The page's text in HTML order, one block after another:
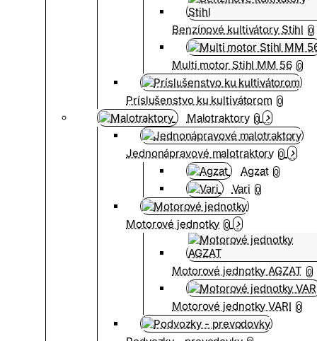
Benzínové kultivátory Stihl 0
Multi motor Stihl MM 56 0
Príslušenstvo ku kultivátorom 0
Malotraktory 0
Jednonápravové malotraktory 0
Agzat 0
Vari 0
Motorové jednotky 0
Motorové jednotky AGZAT 0
Motorové jednotky VARI 0